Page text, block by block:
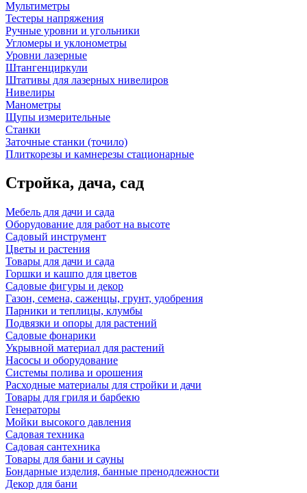
Мультиметры
Тестеры напряжения
Ручные уровни и угольники
Угломеры и уклонометры
Уровни лазерные
Штангенциркули
Штативы для лазерных нивелиров
Нивелиры
Манометры
Щупы измерительные
Станки
Заточные станки (точило)
Плиткорезы и камнерезы стационарные
Стройка, дача, сад
Мебель для дачи и сада
Оборудование для работ на высоте
Садовый инструмент
Цветы и растения
Товары для дачи и сада
Горшки и кашпо для цветов
Садовые фигуры и декор
Газон, семена, саженцы, грунт, удобрения
Парники и теплицы, клумбы
Подвязки и опоры для растений
Садовые фонарики
Укрывной материал для растений
Насосы и оборудование
Системы полива и орошения
Расходные материалы для стройки и дачи
Товары для гриля и барбекю
Генераторы
Мойки высокого давления
Садовая техника
Садовая сантехника
Товары для бани и сауны
Бондарные изделия, банные пренодлежности
Декор для бани